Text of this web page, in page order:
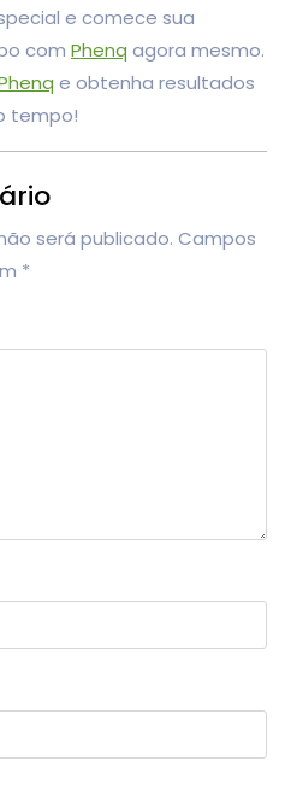
e comece sua
com Phenq agora mesmo.
e obtenha resultados
tempo!
será publicado. Campos
*